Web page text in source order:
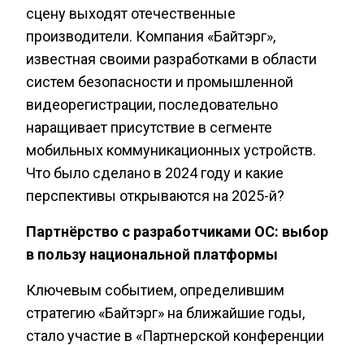
сцену выходят отечественные
производители. Компания «Байтэрг»,
известная своими разработками в области
систем безопасности и промышленной
видеорегистрации, последовательно
наращивает присутствие в сегменте
мобильных коммуникационных устройств.
Что было сделано в 2024 году и какие
перспективы открываются на 2025-й?
Партнёрство с разработчиками ОС: выбор
в пользу национальной платформы
Ключевым событием, определившим
стратегию «Байтэрг» на ближайшие годы,
стало участие в «Партнерской конференции